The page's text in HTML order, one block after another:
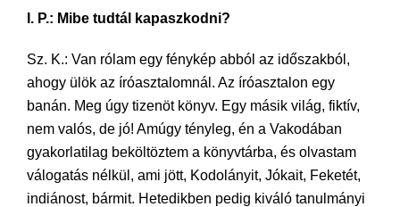
I. P.: Mibe tudtál kapaszkodni?
Sz. K.: Van rólam egy fénykép abból az időszakból,
ahogy ülök az íróasztalomnál. Az íróasztalon egy
banán. Meg úgy tizenöt könyv. Egy másik világ, fiktív,
nem valós, de jó! Amúgy tényleg, én a Vakodában
gyakorlatilag beköltöztem a könyvtárba, és olvastam
válogatás nélkül, ami jött, Kodolányit, Jókait, Feketét,
indiánost, bármit. Hetedikben pedig kiváló tanulmányi